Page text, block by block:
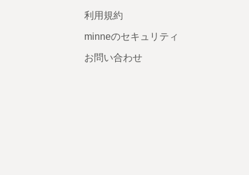
利用規約
minneのセキュリティ
お問い合わせ